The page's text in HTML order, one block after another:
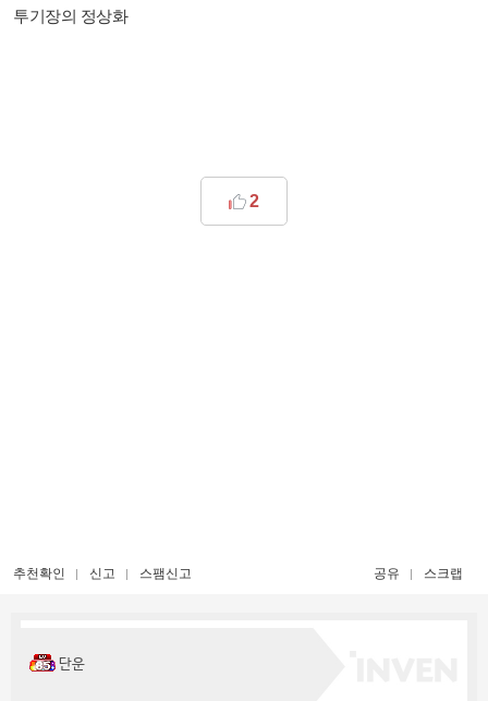
투기장의 정상화
2
추천확인 신고 스팸신고 공유 스크랩
단운